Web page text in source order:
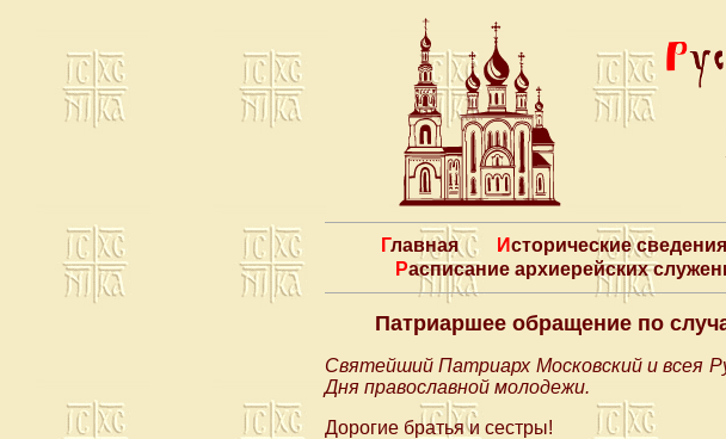
Главная Исторические сведения
Расписание архиерейских
Патриаршее обращение по
Святейший Патриарх Московский и всея
Дня православной молодежи.
Дорогие братья и сестры!